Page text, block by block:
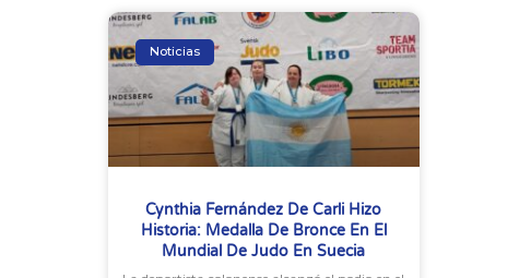
Noticias
Cynthia Fernández De Carli Hizo
Historia: Medalla De Bronce En El
Mundial De Judo En Suecia